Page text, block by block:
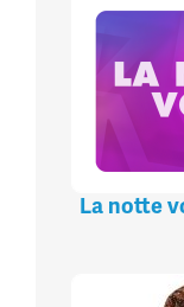
La notte